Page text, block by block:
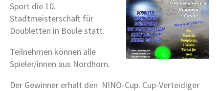
Sport die 10.
Stadtmeisterschaft für
Doubletten in Boule statt.
Teilnehmen können alle
Spieler/innen aus Nordhorn.
Der Gewinner erhält den NINO-Cup. Cup-Verteidiger